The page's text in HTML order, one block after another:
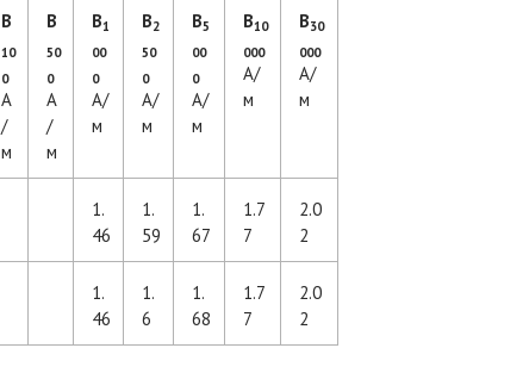
B
10
0
А
/
м
B
50
0
А
/
м
B1
00
0
А/
м
B2
50
0
А/
м
B5
00
0
А/
м
B10
000
А/
м
B30
000
А/
м
1.
46
1.
59
1.
67
1.7
7
2.0
2
1.
46
1.
6
1.
68
1.7
7
2.0
2